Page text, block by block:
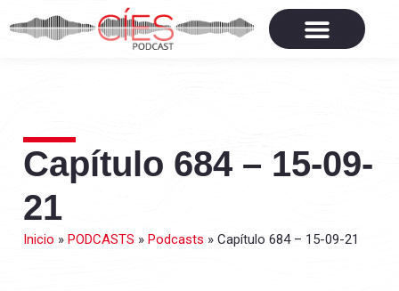
Capítulo 684 – 15-09-
21
Inicio » PODCASTS » Podcasts » Capítulo 684 – 15-09-21